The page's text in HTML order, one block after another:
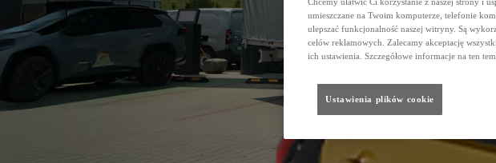
umieszczane na Twoim komputerze, telefonie
ulepszać funkcjonalność naszej witryny. Są
celów reklamowych. Zalecamy akceptację
ich ustawienia. Szczegółowe informacje na ten
Ustawienia plików cookie